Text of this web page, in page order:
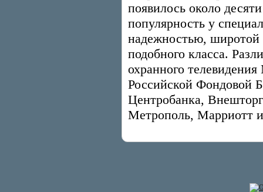
появилось около
популярность у
надежностью, широтой
подобного класса.
охранного
Российской Фондовой
Центробанка,
Метрополь, Марриотт